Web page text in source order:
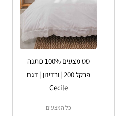
סט מצעים 100% כותנה
פרקל 200 | ורדינון | דגם
Cecile
כל המצעים
לבחור
את
האפשרויות
בעמוד
המוצר